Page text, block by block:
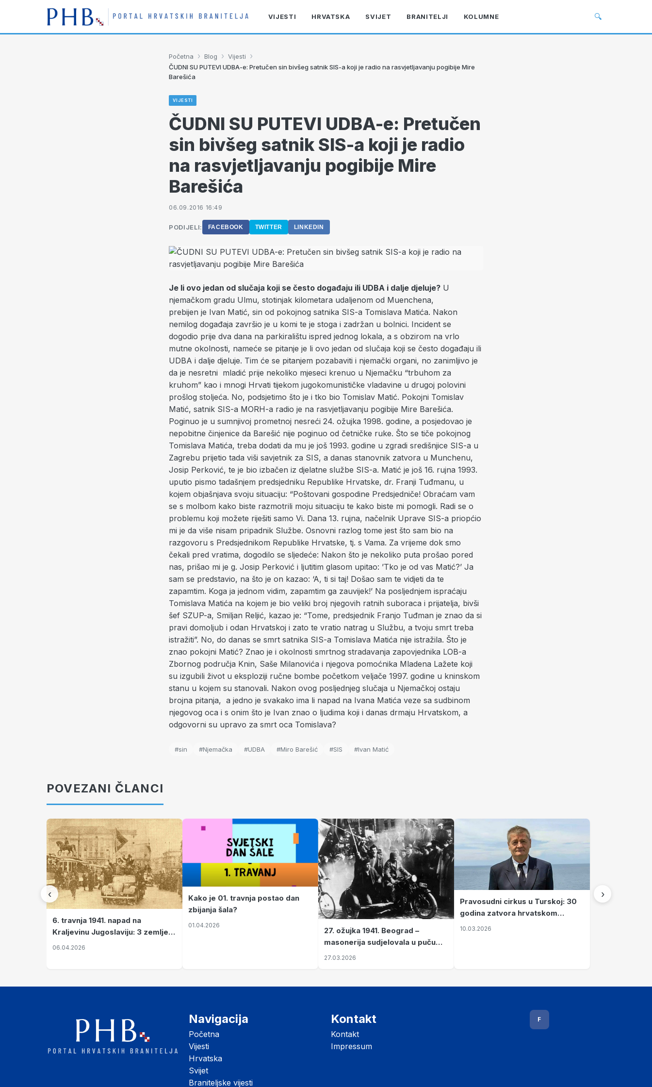
VIJESTI HRVATSKA SVIJET BRANITELJI KOLUMNE 🔍
Početna › Blog › Vijesti ›
ČUDNI SU PUTEVI UDBA-e: Pretučen sin bivšeg satnik SIS-a koji je radio na rasvjetljavanju pogibije Mire
Barešića
VIJESTI
ČUDNI SU PUTEVI UDBA-e: Pretučen
sin bivšeg satnik SIS-a koji je radio
na rasvjetljavanju pogibije Mire
Barešića
06.09.2016 16:49
PODIJELI: FACEBOOK TWITTER LINKEDIN
Je li ovo jedan od slučaja koji se često događaju ili UDBA i dalje djeluje? U
njemačkom gradu Ulmu, stotinjak kilometara udaljenom od Muenchena,
prebijen je Ivan Matić, sin od pokojnog satnika SIS-a Tomislava Matića. Nakon
nemilog događaja završio je u komi te je stoga i zadržan u bolnici. Incident se
dogodio prije dva dana na parkiralištu ispred jednog lokala, a s obzirom na vrlo
mutne okolnosti, nameće se pitanje je li ovo jedan od slučaja koji se često događaju ili
UDBA i dalje djeluje. Tim će se pitanjem pozabaviti i njemački organi, no zanimljivo je
da je nesretni mladić prije nekoliko mjeseci krenuo u Njemačku “trbuhom za
kruhom” kao i mnogi Hrvati tijekom jugokomunističke vladavine u drugoj polovini
prošlog stoljeća. No, podsjetimo što je i tko bio Tomislav Matić. Pokojni Tomislav
Matić, satnik SIS-a MORH-a radio je na rasvjetljavanju pogibije Mire Barešića.
Poginuo je u sumnjivoj prometnoj nesreći 24. ožujka 1998. godine, a posjedovao je
nepobitne činjenice da Barešić nije poginuo od četničke ruke. Što se tiče pokojnog
Tomislava Matića, treba dodati da mu je još 1993. godine u zgradi središnjice SIS-a u
Zagrebu prijetio tada viši savjetnik za SIS, a danas stanovnik zatvora u Munchenu,
Josip Perković, te je bio izbačen iz djelatne službe SIS-a. Matić je još 16. rujna 1993.
uputio pismo tadašnjem predsjedniku Republike Hrvatske, dr. Franji Tuđmanu, u
kojem objašnjava svoju situaciju: “Poštovani gospodine Predsjedniče! Obraćam vam
se s molbom kako biste razmotrili moju situaciju te kako biste mi pomogli. Radi se o
problemu koji možete riješiti samo Vi. Dana 13. rujna, načelnik Uprave SIS-a priopćio
mi je da više nisam pripadnik Službe. Osnovni razlog tome jest što sam bio na
razgovoru s Predsjednikom Republike Hrvatske, tj. s Vama. Za vrijeme dok smo
čekali pred vratima, dogodilo se sljedeće: Nakon što je nekoliko puta prošao pored
nas, prišao mi je g. Josip Perković i ljutitim glasom upitao: ’Tko je od vas Matić?’ Ja
sam se predstavio, na što je on kazao: ‘A, ti si taj! Došao sam te vidjeti da te
zapamtim. Koga ja jednom vidim, zapamtim ga zauvijek!’ Na posljednjem ispraćaju
Tomislava Matića na kojem je bio veliki broj njegovih ratnih suboraca i prijatelja, bivši
šef SZUP-a, Smiljan Reljić, kazao je: “Tome, predsjednik Franjo Tuđman je znao da si
pravi domoljub i odan Hrvatskoj i zato te vratio natrag u Službu, a tvoju smrt treba
istražiti”. No, do danas se smrt satnika SIS-a Tomislava Matića nije istražila. Što je
znao pokojni Matić? Znao je i okolnosti smrtnog stradavanja zapovjednika LOB-a
Zbornog područja Knin, Saše Milanovića i njegova pomoćnika Mladena Lažete koji
su izgubili život u eksploziji ručne bombe početkom veljače 1997. godine u kninskom
stanu u kojem su stanovali. Nakon ovog posljednjeg slučaja u Njemačkoj ostaju
brojna pitanja, a jedno je svakako ima li napad na Ivana Matića veze sa sudbinom
njegovog oca i s onim što je Ivan znao o ljudima koji i danas drmaju Hrvatskom, a
odgovorni su upravo za smrt oca Tomislava?
#sin #Njemačka #UDBA #Miro Barešić #SIS #Ivan Matić
POVEZANI ČLANCI
‹
6. travnja 1941. napad na
Kraljevinu Jugoslaviju: 3 zemlje
nastale njenim raspadom
06.04.2026
Kako je 01. travnja postao dan
zbijanja šala?
01.04.2026
27. ožujka 1941. Beograd –
masonerija sudjelovala u puču
koji je Jugoslaviju odveo u krvavi
27.03.2026
Pravosudni cirkus u Turskoj: 30
godina zatvora hrvatskom
kapetanu kojeg su sami pustili
10.03.2026
›
Navigacija
Početna
Vijesti
Hrvatska
Svijet
Braniteljske vijesti
Kontakt
Kontakt
Impressum
F